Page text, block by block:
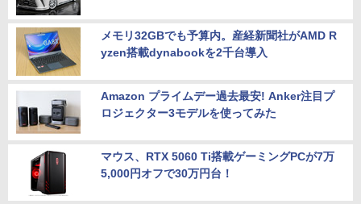
メモリ32GBでも予算内。産経新聞社がAMD R
yzen搭載dynabookを2千台導入
Amazon プライムデー過去最安! Anker注目プ
ロジェクター3モデルを使ってみた
マウス、RTX 5060 Ti搭載ゲーミングPCが7万
5,000円オフで30万円台！